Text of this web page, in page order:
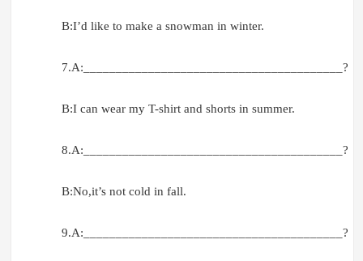
B:I’d like to make a snowman in winter.
7.A:________________________________________?
B:I can wear my T-shirt and shorts in summer.
8.A:________________________________________?
B:No,it’s not cold in fall.
9.A:________________________________________?